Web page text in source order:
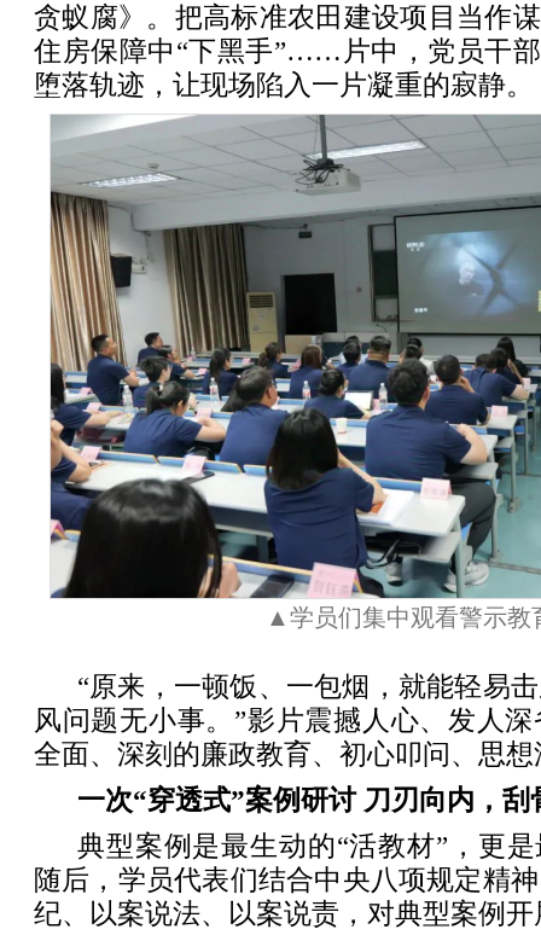
贪蚁腐》。把高标准农田建设项目当作
住房保障中“下黑手”……片中，党员干部
堕落轨迹，让现场陷入一片凝重的寂静。
▲学员们集中观看警示教
“原来，一顿饭、一包烟，就能轻易
风问题无小事。”影片震撼人心、发人
全面、深刻的廉政教育、初心叩问、思
一次“穿透式”案例研讨 刀刃向内，刮
典型案例是最生动的“活教材”，更
随后，学员代表们结合中央八项规定精
纪、以案说法、以案说责，对典型案例开